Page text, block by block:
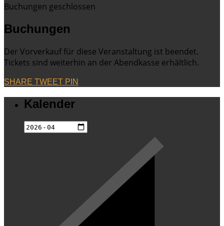
Buchungen geschlossen
Buchungen
Der Vorverkauf für diese Veranstaltung ist beendet.
Tickets sind weiterhin an der Abendkasse erhältlich.
SHARE TWEET PIN
Kalender